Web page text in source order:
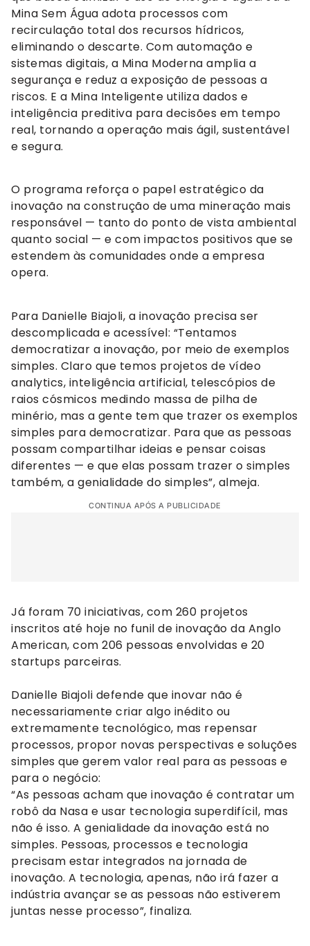
Mina Sem Água adota processos com
recirculação total dos recursos hídricos,
eliminando o descarte. Com automação e
sistemas digitais, a Mina Moderna amplia a
segurança e reduz a exposição de pessoas a
riscos. E a Mina Inteligente utiliza dados e
inteligência preditiva para decisões em tempo
real, tornando a operação mais ágil, sustentável
e segura.
O programa reforça o papel estratégico da
inovação na construção de uma mineração mais
responsável — tanto do ponto de vista ambiental
quanto social — e com impactos positivos que se
estendem às comunidades onde a empresa
opera.
Para Danielle Biajoli, a inovação precisa ser
descomplicada e acessível: “Tentamos
democratizar a inovação, por meio de exemplos
simples. Claro que temos projetos de vídeo
analytics, inteligência artificial, telescópios de
raios cósmicos medindo massa de pilha de
minério, mas a gente tem que trazer os exemplos
simples para democratizar. Para que as pessoas
possam compartilhar ideias e pensar coisas
diferentes — e que elas possam trazer o simples
também, a genialidade do simples”, almeja.
CONTINUA APÓS A PUBLICIDADE
Já foram 70 iniciativas, com 260 projetos
inscritos até hoje no funil de inovação da Anglo
American, com 206 pessoas envolvidas e 20
startups parceiras.
Danielle Biajoli defende que inovar não é
necessariamente criar algo inédito ou
extremamente tecnológico, mas repensar
processos, propor novas perspectivas e soluções
simples que gerem valor real para as pessoas e
para o negócio:
“As pessoas acham que inovação é contratar um
robô da Nasa e usar tecnologia superdifícil, mas
não é isso. A genialidade da inovação está no
simples. Pessoas, processos e tecnologia
precisam estar integrados na jornada de
inovação. A tecnologia, apenas, não irá fazer a
indústria avançar se as pessoas não estiverem
juntas nesse processo”, finaliza.